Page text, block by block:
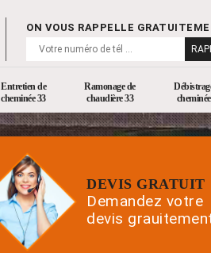
ON VOUS RAPPELLE
Entretien de
cheminée 33
Ramonage de
chaudière 33
DEVIS GRATUIT
Demandez votre
devis